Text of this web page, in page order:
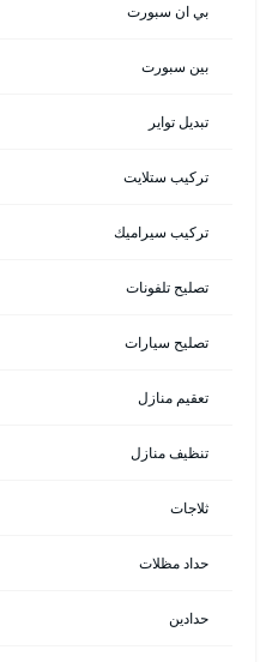
بي ان سبورت
بين سبورت
تبديل تواير
تركيب ستلايت
تركيب سيراميك
تصليح تلفونات
تصليح سيارات
تعقيم منازل
تنظيف منازل
ثلاجات
حداد مظلات
حدادين